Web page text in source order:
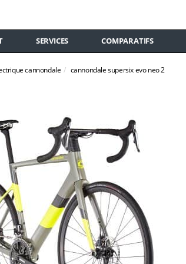
SERVICES COMPARATIFS
cannondale cannondale supersix evo neo 2